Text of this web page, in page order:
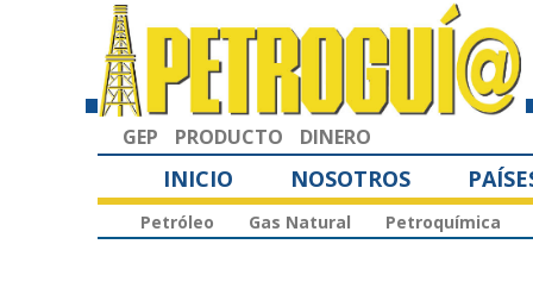
GEP PRODUCTO DINERO
INICIO NOSOTROS
Petróleo Gas Natural Petroquímica